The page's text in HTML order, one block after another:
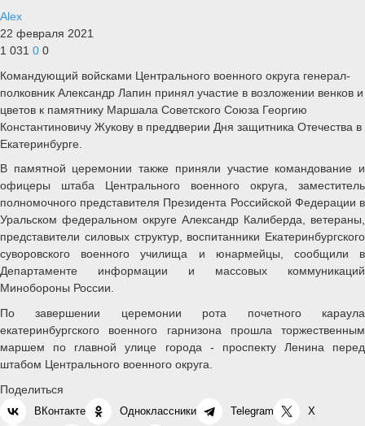
Alex
22 февраля 2021
1 031 0 0
Командующий войсками Центрального военного округа генерал-
полковник Александр Лапин принял участие в возложении венков и
цветов к памятнику Маршала Советского Союза Георгию
Константиновичу Жукову в преддверии Дня защитника Отечества в
Екатеринбурге.
В памятной церемонии также приняли участие командование и
офицеры штаба Центрального военного округа, заместитель
полномочного представителя Президента Российской Федерации в
Уральском федеральном округе Александр Калиберда, ветераны,
представители силовых структур, воспитанники Екатеринбургского
суворовского военного училища и юнармейцы, сообщили в
Департаменте информации и массовых коммуникаций
Минобороны России.
По завершении церемонии рота почетного караула
екатеринбургского военного гарнизона прошла торжественным
маршем по главной улице города - проспекту Ленина перед
штабом Центрального военного округа.
Поделиться
ВКонтакте Одноклассники Telegram X